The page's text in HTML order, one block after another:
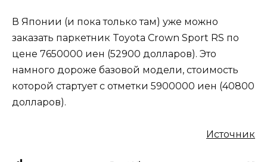
В Японии (и пока только там) уже можно
заказать паркетник Toyota Crown Sport RS по
цене 7650000 иен (52900 долларов). Это
намного дороже базовой модели, стоимость
которой стартует с отметки 5900000 иен (40800
долларов).
Источник